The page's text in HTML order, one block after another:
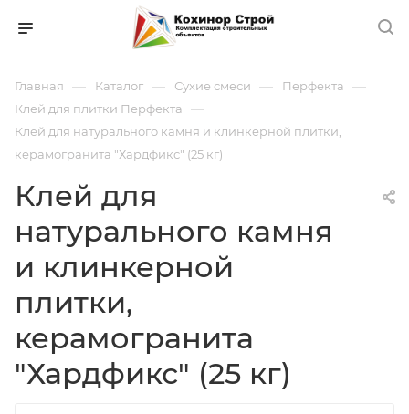
Главная — Каталог — Сухие смеси — Перфекта —
Клей для плитки Перфекта —
Клей для натурального камня и клинкерной плитки,
керамогранита "Хардфикс" (25 кг)
Клей для
натурального камня
и клинкерной
плитки,
керамогранита
"Хардфикс" (25 кг)